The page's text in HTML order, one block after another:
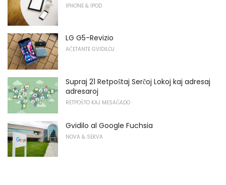
IPHONE & IPOD
LG G5-Revizio
AĈETANTE GVIDILOJ
Supraj 21 Retpoŝtaj Serĉoj Lokoj kaj adresaj
adresaroj
RETPOŜTO KAJ MESAĜADO
Gvidilo al Google Fuchsia
NOVA & SEKVA